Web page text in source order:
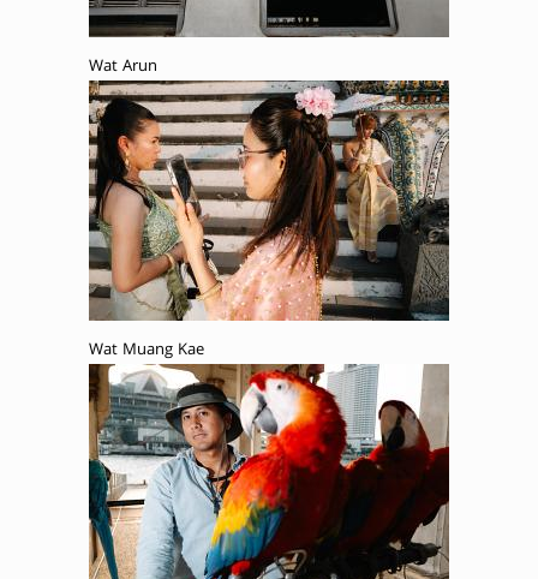
Wat Arun
Wat Muang Kae